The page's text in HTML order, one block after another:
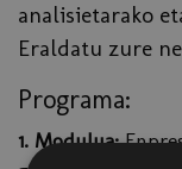
analisietarako
Eraldatu zure
Programa:
1. Modulua: